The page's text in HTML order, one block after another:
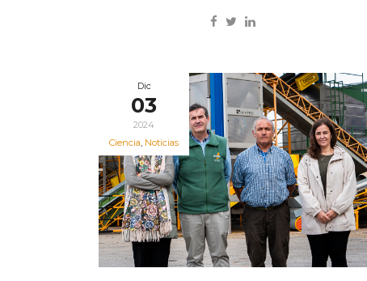
Dic
03
2024
Ciencia, Noticias